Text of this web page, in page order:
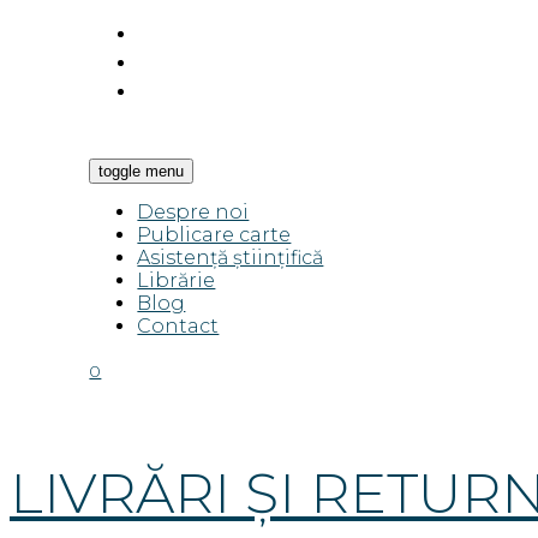
toggle menu
Despre noi
Publicare carte
Asistență științifică
Librărie
Blog
Contact
0
LIVRĂRI ȘI